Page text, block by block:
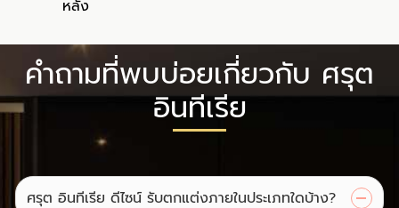
หลัง
คำถามที่พบบ่อยเกี่ยวกับ ศรุต
อินทีเรีย
ศรุต อินทีเรีย ดีไซน์ รับตกแต่งภายในประเภทใดบ้าง?